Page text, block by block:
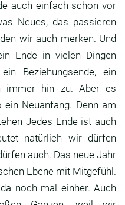
auch einfach schon vor
Neues, das passieren
wir auch merken. Und
Ende in vielen Dingen
ein Beziehungsende, ein
immer hin zu. Aber es
ein Neuanfang. Denn am
Jedes Ende ist auch
natürlich wir dürfen
auch. Das neue Jahr
Ebene mit Mitgefühl.
noch mal einher. Auch